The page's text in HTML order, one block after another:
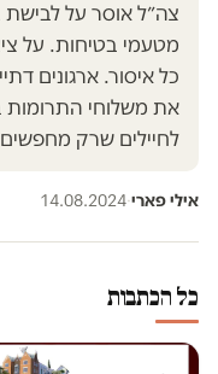
צה״ל אוסר על לבישת
מטעמי בטיחות. על
כל איסור. ארגונים
את משלוחי התרומות
לחיילים שרק
אילי פארי·
14.08.2024
כל הכתבות